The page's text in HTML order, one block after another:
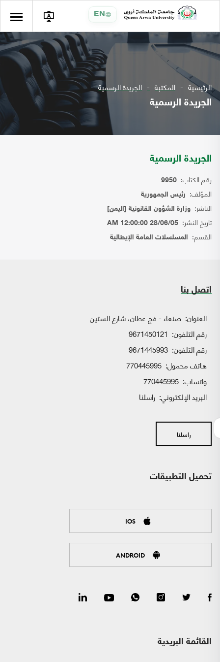
EN
الرئيسية المكتبة الجريدة الرسمية
الجريدة الرسمية
الجريدة الرسمية
رقم الكتاب: 9950
المؤلف: رئيس الجمهورية
الناشر: وزارة الشؤون القانونية [اليمن]
تاريخ النشر: 28/06/05 12:00:00 AM
القسم: المسلسلات العامة الإيطالية
اتصل بنا
العنوان: صنعاء - فج عطان، شارع الستين
رقم التلفون: 9671450121
رقم التلفون: 9671445993
هاتف محمول: 770445995
واتساب:
البريد الإلكتروني: راسلنا
راسلنا
تحميل التطبيقات
IOS
ANDROID
القائمة البريدية